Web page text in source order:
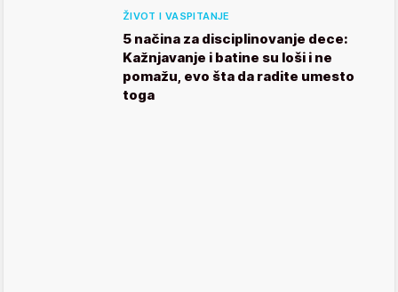
ŽIVOT I VASPITANJE
5 načina za disciplinovanje dece:
Kažnjavanje i batine su loši i ne
pomažu, evo šta da radite umesto
toga